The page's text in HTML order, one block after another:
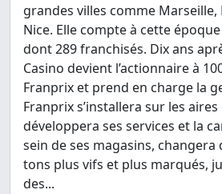
grandes villes comme Marseille,
Nice. Elle compte à cette
dont 289 franchisés. Dix ans
Casino devient l’actionnaire à
Franprix et prend en charge la
Franprix s’installera sur les
développera ses services et la
sein de ses magasins, changera
tons plus vifs et plus marqués,
des...